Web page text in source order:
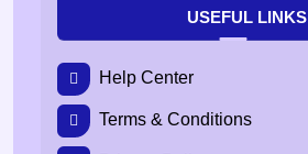
USEFUL LINKS
Help Center
Terms & Conditions